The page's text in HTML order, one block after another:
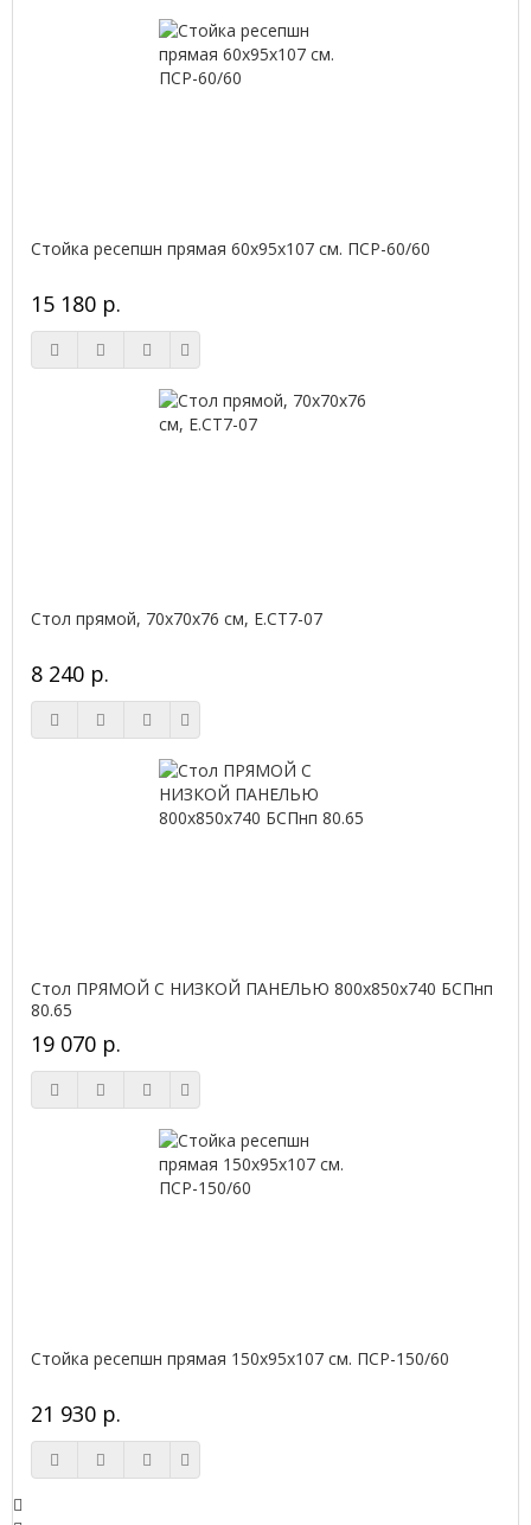
Стойка ресепшн прямая 60х95х107 см. ПСР-60/60
15 180 р.
Стол прямой, 70x70x76 см, Е.СТ7-07
8 240 р.
Стол ПРЯМОЙ С НИЗКОЙ ПАНЕЛЬЮ 800х850х740 БСПнп
80.65
19 070 р.
Стойка ресепшн прямая 150х95х107 см. ПСР-150/60
21 930 р.